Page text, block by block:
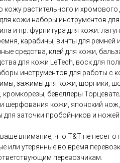
кожу растительного и
кожи наборы инструментов
и пр. фурнитура для кожи:
карабины, винты для ремней
средства, клей для кожи,
для кожи LeTech, воск для
инструментов для работы с
зажимы для кожи, шорники,
кромкорезы, бевеллеры
шерфования кожи, японский
для заточки пробойников и
внимание, что T&T не несет
или утерянные во время
перевозчикам.